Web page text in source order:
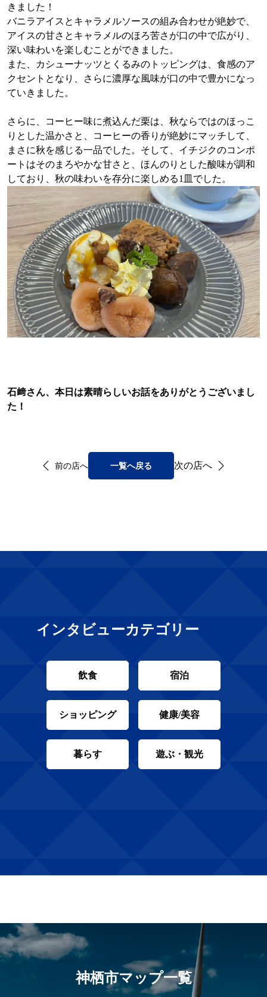
きました！
バニラアイスとキャラメルソースの組み合わせが絶妙で、
アイスの甘さとキャラメルのほろ苦さが口の中で広がり、
深い味わいを楽しむことができました。
また、カシューナッツとくるみのトッピングは、食感のア
クセントとなり、さらに濃厚な風味が口の中で豊かになっ
ていきました。
さらに、コーヒー味に煮込んだ栗は、秋ならではのほっこ
りとした温かさと、コーヒーの香りが絶妙にマッチして、
まさに秋を感じる一品でした。そして、イチジクのコンポ
ートはそのまろやかな甘さと、ほんのりとした酸味が調和
しており、秋の味わいを存分に楽しめる1皿でした。
石﨑さん、本日は素晴らしいお話をありがとうございまし
た！
前の店へ 一覧へ戻る 次の店へ
インタビューカテゴリー
飲食 宿泊
ショッピング 健康/美容
暮らす 遊ぶ・観光
神栖市マップ一覧